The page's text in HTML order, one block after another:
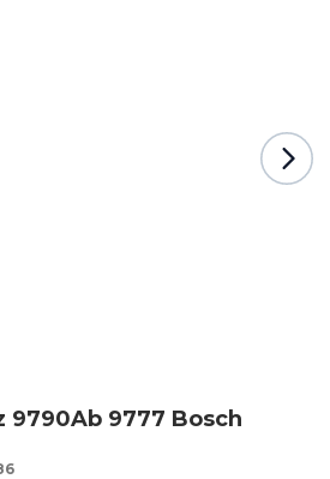
9790Ab 9777 Bosch